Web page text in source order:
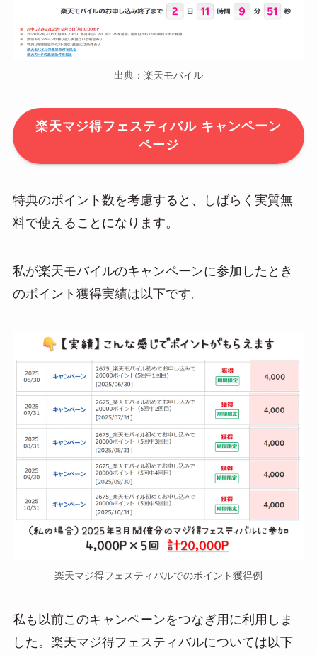
出典：楽天モバイル
楽天マジ得フェスティバル キャンペーン
ページ
特典のポイント数を考慮すると、しばらく実質無
料で使えることになります。
私が楽天モバイルのキャンペーンに参加したとき
のポイント獲得実績は以下です。
楽天マジ得フェスティバルでのポイント獲得例
私も以前このキャンペーンをつなぎ用に利用しま
した。楽天マジ得フェスティバルについては以下